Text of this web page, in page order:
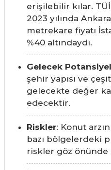
erişilebilir kılar.
2023 yılında
metrekare fiyatı
%40 altındaydı.
Gelecek
şehir yapısı ve
gelecekte değer
edecektir.
Riskler: Konut
bazı bölgelerdeki
riskler göz önünde